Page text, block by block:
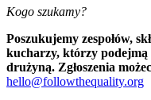
Kogo szukamy?
Poszukujemy zespołów,
kucharzy, którzy
drużyną. Zgłoszenia
hello@followthequality.org